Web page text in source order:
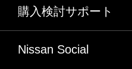
購入検討サポート
Nissan Social